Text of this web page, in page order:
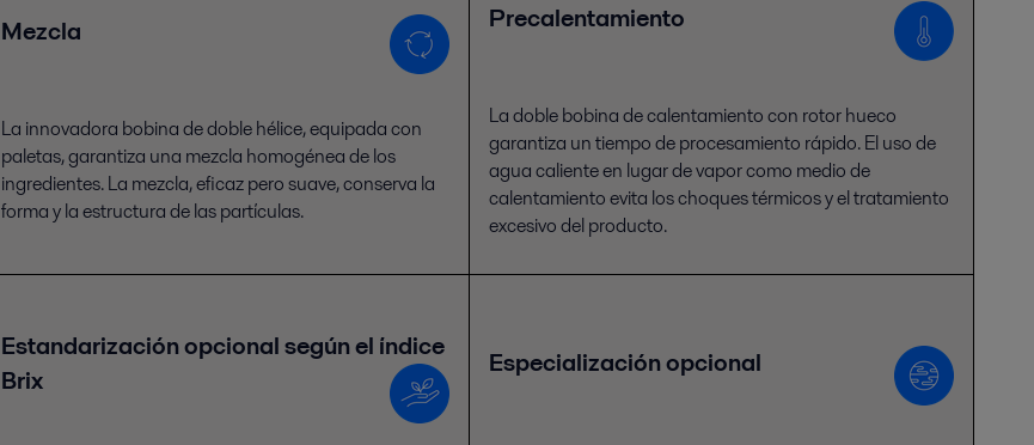
Mezcla
La innovadora bobina de doble hélice, equipada con
paletas, garantiza una mezcla homogénea de los
ingredientes. La mezcla, eficaz pero suave, conserva la
forma y la estructura de las partículas.
Precalentamiento
La doble bobina de calentamiento con rotor hueco
garantiza un tiempo de procesamiento rápido. El uso de
agua caliente en lugar de vapor como medio de
calentamiento evita los choques térmicos y el tratamiento
excesivo del producto.
Estandarización opcional según el índice
Brix
Especialización opcional